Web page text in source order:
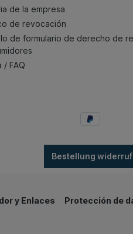
de la empresa
de revocación
de formulario de derecho de
/ FAQ
Bestellung
y Enlaces Protección de